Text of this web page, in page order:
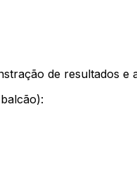
de resultados e